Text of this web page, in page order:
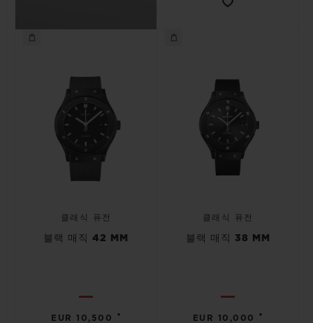
클래식 퓨전
블랙 매직 42 MM
EUR 10,500 •
클래식 퓨전
블랙 매직 38 MM
EUR 10,000 •